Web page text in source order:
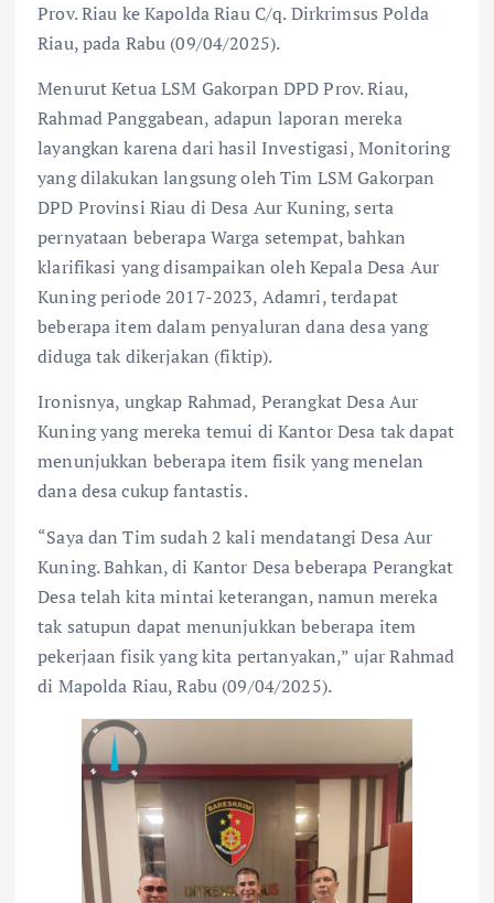
Prov. Riau ke Kapolda Riau C/q. Dirkrimsus Polda
Riau, pada Rabu (09/04/2025).
Menurut Ketua LSM Gakorpan DPD Prov. Riau,
Rahmad Panggabean, adapun laporan mereka
layangkan karena dari hasil Investigasi, Monitoring
yang dilakukan langsung oleh Tim LSM Gakorpan
DPD Provinsi Riau di Desa Aur Kuning, serta
pernyataan beberapa Warga setempat, bahkan
klarifikasi yang disampaikan oleh Kepala Desa Aur
Kuning periode 2017-2023, Adamri, terdapat
beberapa item dalam penyaluran dana desa yang
diduga tak dikerjakan (fiktip).
Ironisnya, ungkap Rahmad, Perangkat Desa Aur
Kuning yang mereka temui di Kantor Desa tak dapat
menunjukkan beberapa item fisik yang menelan
dana desa cukup fantastis.
“Saya dan Tim sudah 2 kali mendatangi Desa Aur
Kuning. Bahkan, di Kantor Desa beberapa Perangkat
Desa telah kita mintai keterangan, namun mereka
tak satupun dapat menunjukkan beberapa item
pekerjaan fisik yang kita pertanyakan,” ujar Rahmad
di Mapolda Riau, Rabu (09/04/2025).